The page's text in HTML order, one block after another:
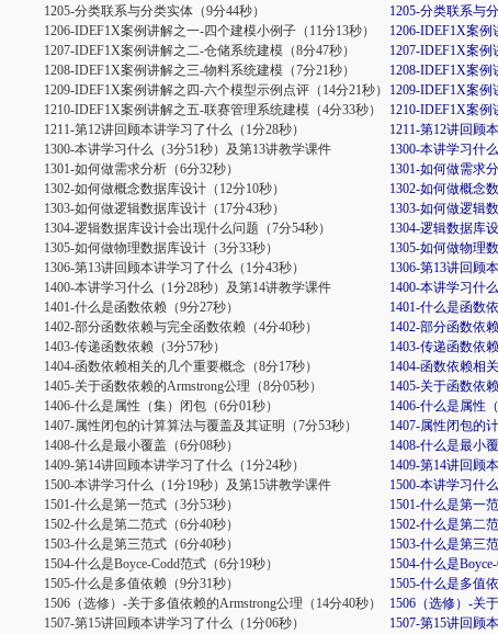
1205-分类联系与分类实体（9分44秒）
1205-分类联系与
1206-IDEF1X案例讲解之一-四个建模小例子（11分13秒）
1206-IDEF1X案例
1207-IDEF1X案例讲解之二-仓储系统建模（8分47秒）
1207-IDEF1X案例
1208-IDEF1X案例讲解之三-物料系统建模（7分21秒）
1208-IDEF1X案例
1209-IDEF1X案例讲解之四-六个模型示例点评（14分21秒）
1209-IDEF1X案例
1210-IDEF1X案例讲解之五-联赛管理系统建模（4分33秒）
1210-IDEF1X案例
1211-第12讲回顾本讲学习了什么（1分28秒）
1211-第12讲回顾
1300-本讲学习什么（3分51秒）及第13讲教学课件
1300-本讲学习什
1301-如何做需求分析（6分32秒）
1301-如何做需求
1302-如何做概念数据库设计（12分10秒）
1302-如何做概念
1303-如何做逻辑数据库设计（17分43秒）
1303-如何做逻辑
1304-逻辑数据库设计会出现什么问题（7分54秒）
1304-逻辑数据库
1305-如何做物理数据库设计（3分33秒）
1305-如何做物理
1306-第13讲回顾本讲学习了什么（1分43秒）
1306-第13讲回顾
1400-本讲学习什么（1分28秒）及第14讲教学课件
1400-本讲学习什
1401-什么是函数依赖（9分27秒）
1401-什么是函数
1402-部分函数依赖与完全函数依赖（4分40秒）
1402-部分函数依
1403-传递函数依赖（3分57秒）
1403-传递函数依
1404-函数依赖相关的几个重要概念（8分17秒）
1404-函数依赖相
1405-关于函数依赖的Armstrong公理（8分05秒）
1405-关于函数依
1406-什么是属性（集）闭包（6分01秒）
1406-什么是属性
1407-属性闭包的计算算法与覆盖及其证明（7分53秒）
1407-属性闭包的
1408-什么是最小覆盖（6分08秒）
1408-什么是最小
1409-第14讲回顾本讲学习了什么（1分24秒）
1409-第14讲回顾
1500-本讲学习什么（1分19秒）及第15讲教学课件
1500-本讲学习什
1501-什么是第一范式（3分53秒）
1501-什么是第一
1502-什么是第二范式（6分40秒）
1502-什么是第二
1503-什么是第三范式（6分40秒）
1503-什么是第三
1504-什么是Boyce-Codd范式（6分19秒）
1504-什么是
1505-什么是多值依赖（9分31秒）
1505-什么是多值
1506（选修）-关于多值依赖的Armstrong公理（14分40秒）
1506（选修）-关
1507-第15讲回顾本讲学习了什么（1分06秒）
1507-第15讲回顾